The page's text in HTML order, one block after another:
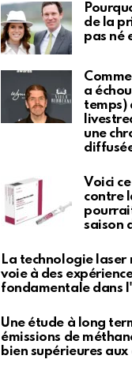
de la
pas né
a
temps)
une
Voici
contre
saison
La technologie
voie à des
fondamentale dans
Une étude à long
émissions de
bien supérieures